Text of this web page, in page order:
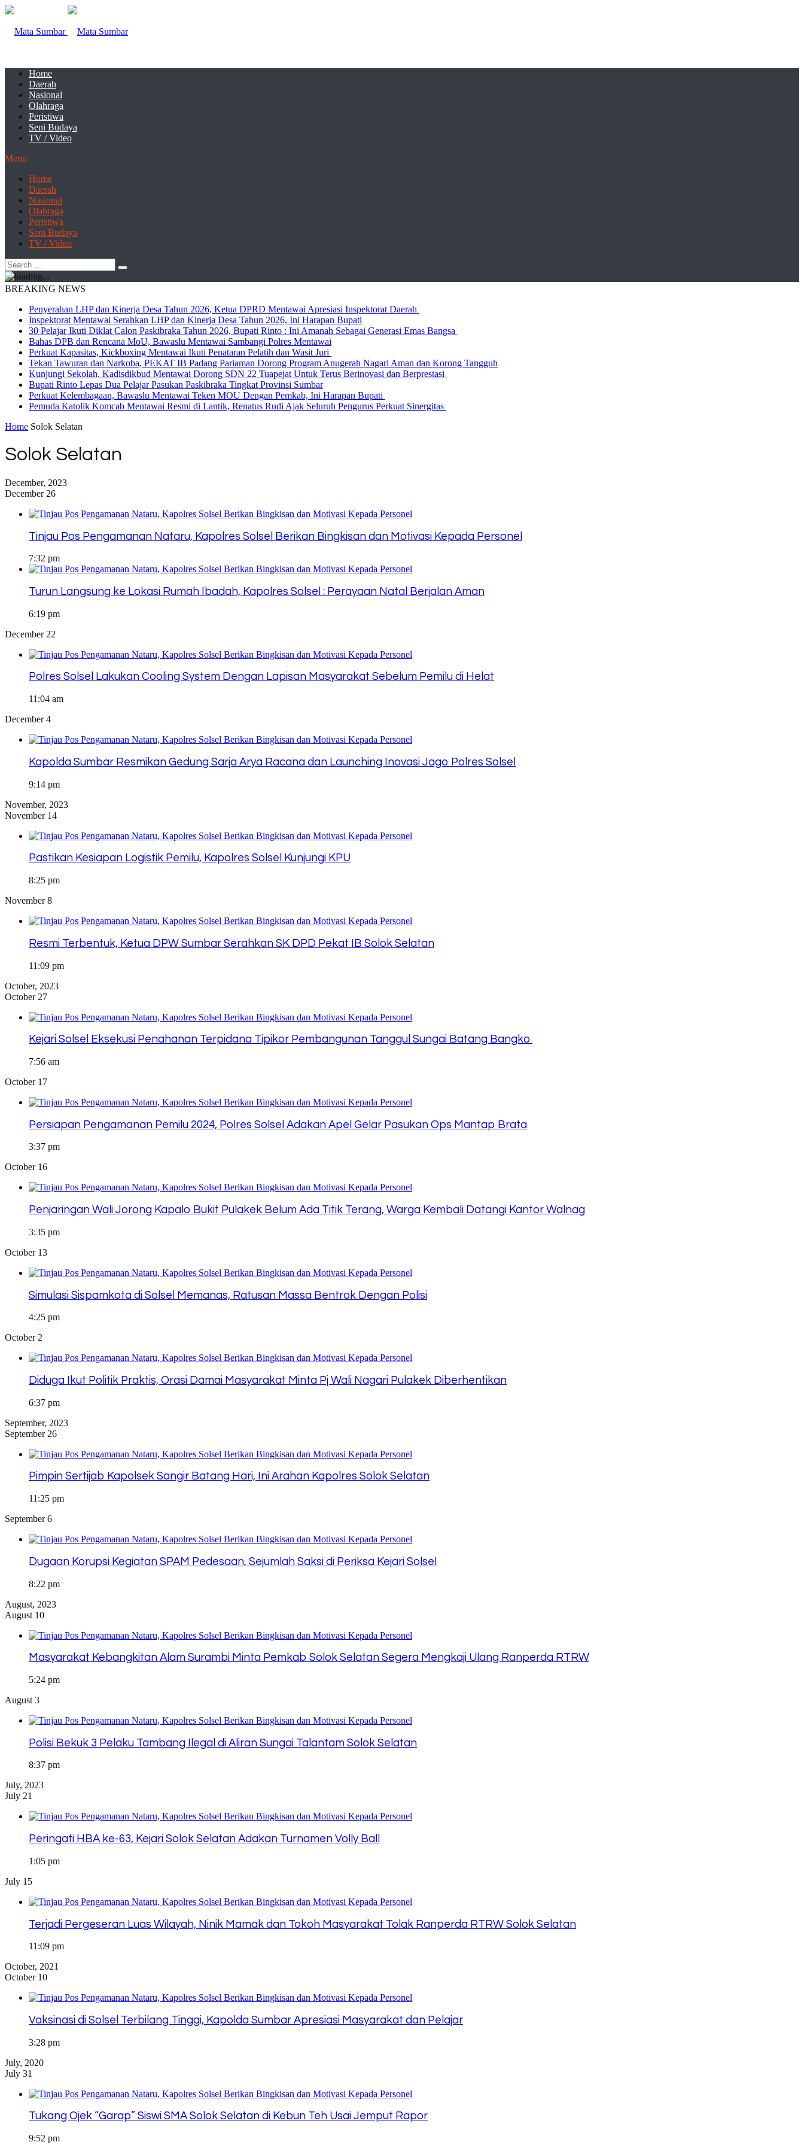
Home
Daerah
Nasional
Olahraga
Peristiwa
Seni Budaya
TV / Video
Menu
Home
Daerah
Nasional
Olahraga
Peristiwa
Seni Budaya
TV / Video
BREAKING NEWS
Penyerahan LHP dan Kinerja Desa Tahun 2026, Ketua DPRD Mentawai Apresiasi Inspektorat Daerah
Inspektorat Mentawai Serahkan LHP dan Kinerja Desa Tahun 2026, Ini Harapan Bupati
30 Pelajar Ikuti Diklat Calon Paskibraka Tahun 2026, Bupati Rinto : Ini Amanah Sebagai Generasi Emas Bangsa
Bahas DPB dan Rencana MoU, Bawaslu Mentawai Sambangi Polres Mentawai
Perkuat Kapasitas, Kickboxing Mentawai Ikuti Penataran Pelatih dan Wasit Juri
Tekan Tawuran dan Narkoba, PEKAT IB Padang Pariaman Dorong Program Anugerah Nagari Aman dan Korong Tangguh
Kunjungi Sekolah, Kadisdikbud Mentawai Dorong SDN 22 Tuapejat Untuk Terus Berinovasi dan Berprestasi
Bupati Rinto Lepas Dua Pelajar Pasukan Paskibraka Tingkat Provinsi Sumbar
Perkuat Kelembagaan, Bawaslu Mentawai Teken MOU Dengan Pemkab, Ini Harapan Bupati
Pemuda Katolik Komcab Mentawai Resmi di Lantik, Renatus Rudi Ajak Seluruh Pengurus Perkuat Sinergitas
Home Solok Selatan
Solok Selatan
December, 2023
December 26
Tinjau Pos Pengamanan Nataru, Kapolres Solsel Berikan Bingkisan dan Motivasi Kepada Personel
7:32 pm
Turun Langsung ke Lokasi Rumah Ibadah, Kapolres Solsel : Perayaan Natal Berjalan Aman
6:19 pm
December 22
Polres Solsel Lakukan Cooling System Dengan Lapisan Masyarakat Sebelum Pemilu di Helat
11:04 am
December 4
Kapolda Sumbar Resmikan Gedung Sarja Arya Racana dan Launching Inovasi Jago Polres Solsel
9:14 pm
November, 2023
November 14
Pastikan Kesiapan Logistik Pemilu, Kapolres Solsel Kunjungi KPU
8:25 pm
November 8
Resmi Terbentuk, Ketua DPW Sumbar Serahkan SK DPD Pekat IB Solok Selatan
11:09 pm
October, 2023
October 27
Kejari Solsel Eksekusi Penahanan Terpidana Tipikor Pembangunan Tanggul Sungai Batang Bangko
7:56 am
October 17
Persiapan Pengamanan Pemilu 2024, Polres Solsel Adakan Apel Gelar Pasukan Ops Mantap Brata
3:37 pm
October 16
Penjaringan Wali Jorong Kapalo Bukit Pulakek Belum Ada Titik Terang, Warga Kembali Datangi Kantor Walnag
3:35 pm
October 13
Simulasi Sispamkota di Solsel Memanas, Ratusan Massa Bentrok Dengan Polisi
4:25 pm
October 2
Diduga Ikut Politik Praktis, Orasi Damai Masyarakat Minta Pj Wali Nagari Pulakek Diberhentikan
6:37 pm
September, 2023
September 26
Pimpin Sertijab Kapolsek Sangir Batang Hari, Ini Arahan Kapolres Solok Selatan
11:25 pm
September 6
Dugaan Korupsi Kegiatan SPAM Pedesaan, Sejumlah Saksi di Periksa Kejari Solsel
8:22 pm
August, 2023
August 10
Masyarakat Kebangkitan Alam Surambi Minta Pemkab Solok Selatan Segera Mengkaji Ulang Ranperda RTRW
5:24 pm
August 3
Polisi Bekuk 3 Pelaku Tambang Ilegal di Aliran Sungai Talantam Solok Selatan
8:37 pm
July, 2023
July 21
Peringati HBA ke-63, Kejari Solok Selatan Adakan Turnamen Volly Ball
1:05 pm
July 15
Terjadi Pergeseran Luas Wilayah, Ninik Mamak dan Tokoh Masyarakat Tolak Ranperda RTRW Solok Selatan
11:09 pm
October, 2021
October 10
Vaksinasi di Solsel Terbilang Tinggi, Kapolda Sumbar Apresiasi Masyarakat dan Pelajar
3:28 pm
July, 2020
July 31
Tukang Ojek “Garap” Siswi SMA Solok Selatan di Kebun Teh Usai Jemput Rapor
9:52 pm